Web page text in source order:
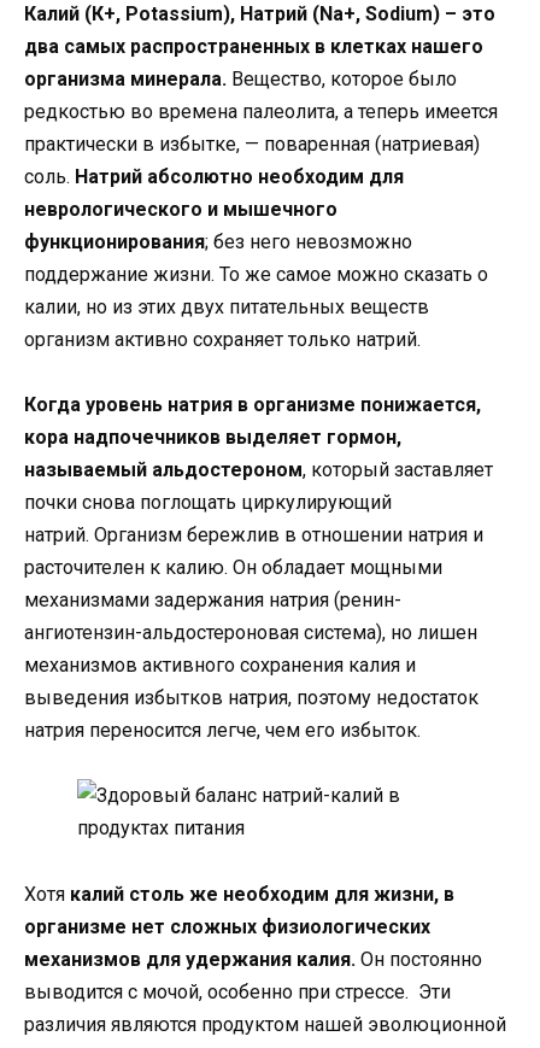
Калий (К+, Potassium), Натрий (Na+, Sodium) – это
два самых распространенных в клетках нашего
организма минерала. Вещество, которое было
редкостью во времена палеолита, а теперь имеется
практически в избытке, — поваренная (натриевая)
соль. Натрий абсолютно необходим для
неврологического и мышечного
функционирования; без него невозможно
поддержание жизни. То же самое можно сказать о
калии, но из этих двух питательных веществ
организм активно сохраняет только натрий.
Когда уровень натрия в организме понижается,
кора надпочечников выделяет гормон,
называемый альдостероном, который заставляет
почки снова поглощать циркулирующий
натрий. Организм бережлив в отношении натрия и
расточителен к калию. Он обладает мощными
механизмами задержания натрия (ренин-
ангиотензин-альдостероновая система), но лишен
механизмов активного сохранения калия и
выведения избытков натрия, поэтому недостаток
натрия переносится легче, чем его избыток.
Хотя калий столь же необходим для жизни, в
организме нет сложных физиологических
механизмов для удержания калия. Он постоянно
выводится с мочой, особенно при стрессе. Эти
различия являются продуктом нашей эволюционной